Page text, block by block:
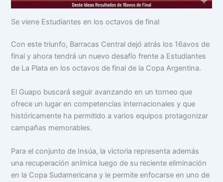
Se viene Estudiantes en los octavos de final
Con este triunfo, Barracas Central dejó atrás los 16avos de
final y ahora tendrá un nuevo desafío frente a Estudiantes
de La Plata en los octavos de final de la Copa Argentina.
El Guapo buscará seguir avanzando en un torneo que
ofrece un lugar en competencias internacionales y que
históricamente ha permitido a varios equipos protagonizar
campañas memorables.
Para el conjunto de Insúa, la victoria representa además
una recuperación anímica luego de su reciente eliminación
en la Copa Sudamericana y le permite enfocarse en uno de